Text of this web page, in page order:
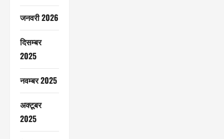
जनवरी 2026
दिसम्बर
2025
नवम्बर 2025
अक्टूबर
2025